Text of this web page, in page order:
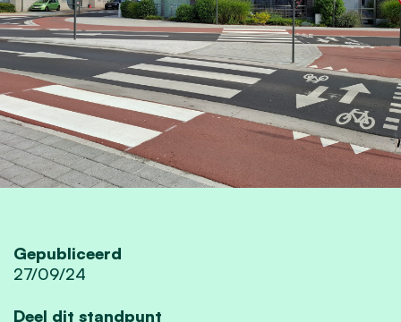
Gepubliceerd
27/09/24
Deel dit standpunt